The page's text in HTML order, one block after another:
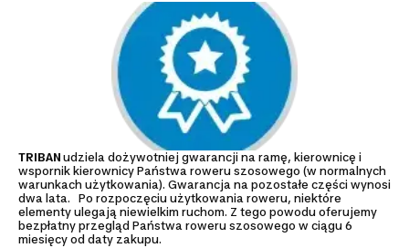
TRIBAN udziela dożywotniej gwarancji na ramę, kierownicę i
wspornik kierownicy Państwa roweru szosowego (w normalnych
warunkach użytkowania). Gwarancja na pozostałe części wynosi
dwa lata. Po rozpoczęciu użytkowania roweru, niektóre
elementy ulegają niewielkim ruchom. Z tego powodu oferujemy
bezpłatny przegląd Państwa roweru szosowego w ciągu 6
miesięcy od daty zakupu.